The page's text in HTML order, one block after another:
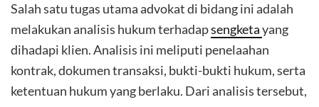
Salah satu tugas utama advokat di bidang ini adalah
melakukan analisis hukum terhadapsengketayang
dihadapi klien. Analisis ini meliputi penelaahan
kontrak, dokumen transaksi, bukti-bukti hukum, serta
ketentuan hukum yang berlaku. Dari analisis tersebut,